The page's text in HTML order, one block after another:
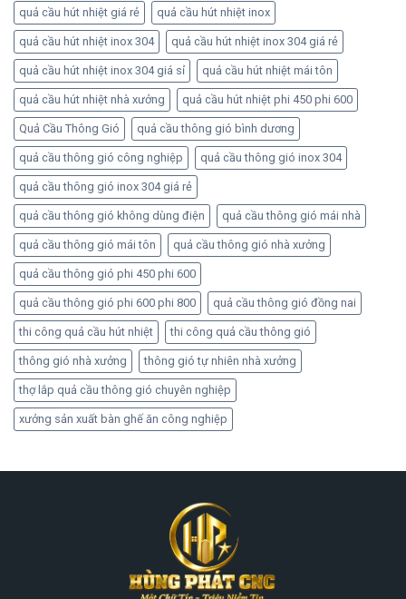
quả cầu hút nhiệt giá rẻ quả cầu hút nhiệt inox
quả cầu hút nhiệt inox 304 quả cầu hút nhiệt inox 304 giá rẻ
quả cầu hút nhiệt inox 304 giá sỉ quả cầu hút nhiệt mái tôn
quả cầu hút nhiệt nhà xưởng quả cầu hút nhiệt phi 450 phi 600
Quả Cầu Thông Gió quả cầu thông gió bình dương
quả cầu thông gió công nghiệp quả cầu thông gió inox 304
quả cầu thông gió inox 304 giá rẻ
quả cầu thông gió không dùng điện quả cầu thông gió mái nhà
quả cầu thông gió mái tôn quả cầu thông gió nhà xưởng
quả cầu thông gió phi 450 phi 600
quả cầu thông gió phi 600 phi 800 quả cầu thông gió đồng nai
thi công quả cầu hút nhiệt thi công quả cầu thông gió
thông gió nhà xưởng thông gió tự nhiên nhà xưởng
thợ lắp quả cầu thông gió chuyên nghiệp
xưởng sản xuất bàn ghế ăn công nghiệp